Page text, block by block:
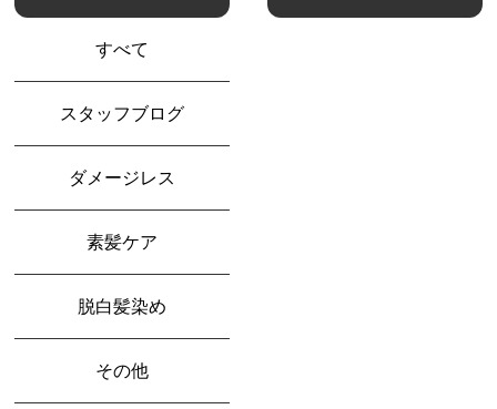
すべて
スタッフブログ
ダメージレス
素髪ケア
脱白髪染め
その他